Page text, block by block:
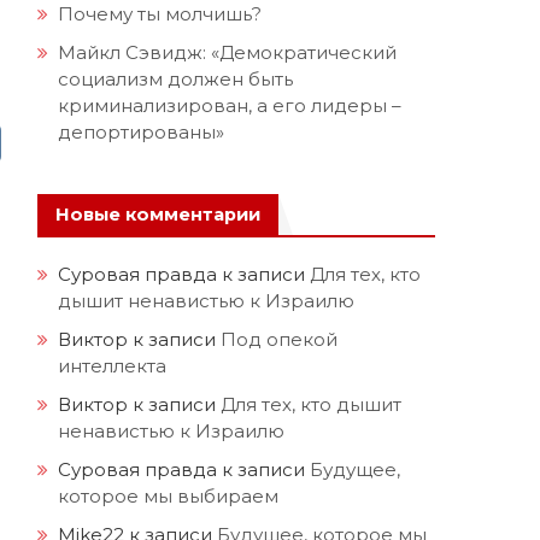
Почему ты молчишь?
Майкл Сэвидж: «Демократический
социализм должен быть
криминализирован, а его лидеры –
депортированы»
Новые комментарии
Суровая правда к записи Для тех, кто
дышит ненавистью к Израилю
Виктор к записи Под опекой
интеллекта
Виктор к записи Для тех, кто дышит
ненавистью к Израилю
Суровая правда к записи Будущее,
которое мы выбираем
Mike22 к записи Будущее, которое мы